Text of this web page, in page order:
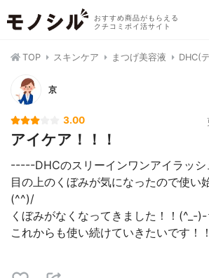
おすすめ商品がもらえる
クチコミポイ活サイト
TOP スキンケア まつげ美容液 DHC(
京
3.00
アイケア！！！
-----DHCのスリーインワンアイラッ
目の上のくぼみが気になったので使い
(^^)/
くぼみがなくなってきました！！(^_-
これからも使い続けていきたいです！